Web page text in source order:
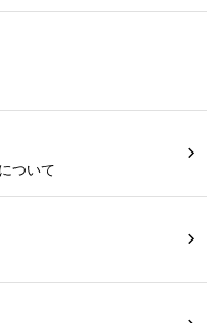
き。万一汚れても
お手入れができま
ついて